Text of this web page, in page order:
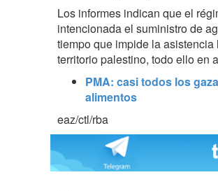
Los informes indican que el
intencionada el suministro de
tiempo que impide la
territorio palestino, todo ello en
PMA: casi todos los
alimentos
eaz/ctl/rba